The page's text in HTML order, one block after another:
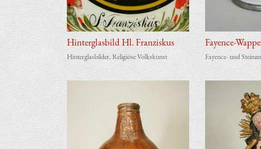
Hin­ter­glas­bild Hl. Franziskus
Hinterglasbilder,Religiöse Volkskunst
Fayence-
Fayence- und